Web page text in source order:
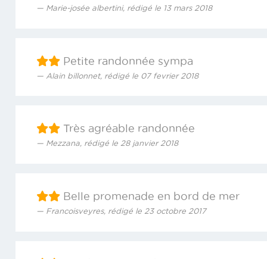
Marie-josée albertini, rédigé le 13 mars 2018
Petite randonnée sympa
Alain billonnet, rédigé le 07 fevrier 2018
Très agréable randonnée
Mezzana, rédigé le 28 janvier 2018
Belle promenade en bord de mer
Francoisveyres, rédigé le 23 octobre 2017